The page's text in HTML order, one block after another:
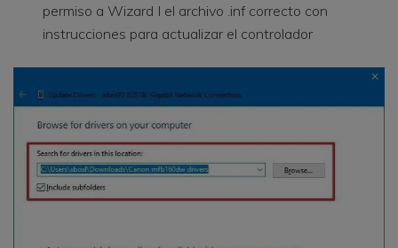
permiso a Wizard I el archivo .inf correcto con
instrucciones para actualizar el controlador